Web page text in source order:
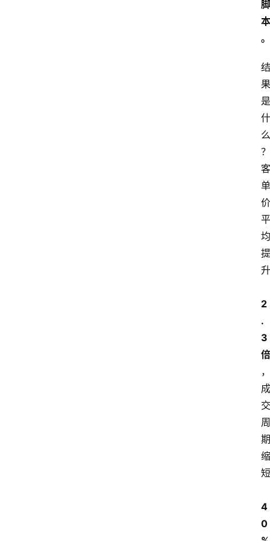
脚
本
。
结
果
是
什
么
？
客
单
价
平
均
提
升
2
.
3
倍
，
成
交
周
期
缩
短
4
0